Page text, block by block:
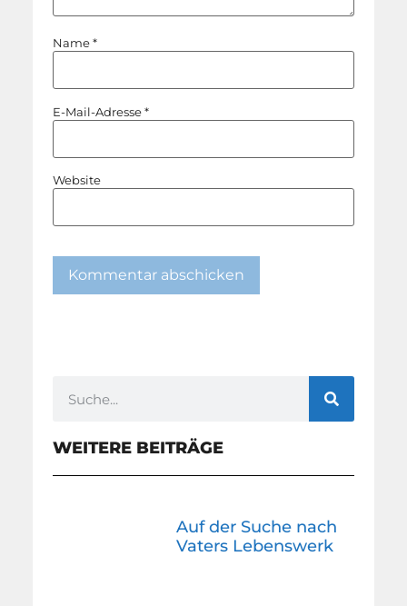
Name*
E-Mail-Adresse*
Website
WEITERE BEITRÄGE
Auf der Suche nach
Vaters Lebenswerk